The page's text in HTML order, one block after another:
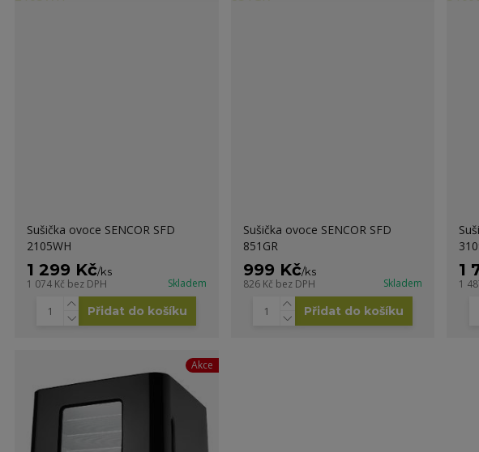
Sušička ovoce SENCOR SFD
2105WH
1 299 Kč/ks
1 074 Kč bez DPH Skladem
Přidat do košíku
Sušička ovoce SENCOR SFD
851GR
999 Kč/ks
826 Kč bez DPH Skladem
Přidat do košíku
1
1
Akce